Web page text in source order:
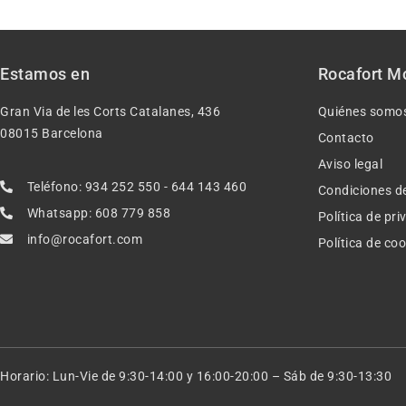
Estamos en
Gran Via de les Corts Catalanes, 436
08015 Barcelona
Teléfono: 934 252 550 - 644 143 460
Whatsapp: 608 779 858
info@rocafort.com
Rocafort
Quiénes
Contacto
Aviso legal
Condiciones
Política de
Política de
Horario: Lun-Vie de 9:30-14:00 y 16:00-20:00 – Sáb de 9:30-13:30